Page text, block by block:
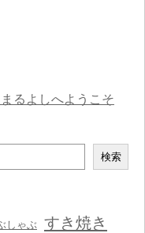
るよしへようこそ
検索
しゃぶ すき焼き